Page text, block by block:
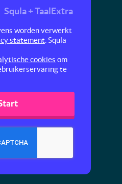
Squla + TaalExtra
worden verwerkt
statement . Squla
cookies om
te